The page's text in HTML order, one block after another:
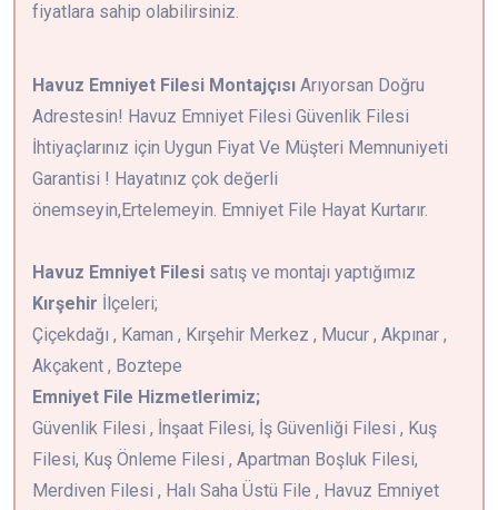
fiyatlara sahip olabilirsiniz.
Havuz Emniyet Filesi Montajçısı Arıyorsan Doğru
Adrestesin! Havuz Emniyet Filesi Güvenlik Filesi
İhtiyaçlarınız için Uygun Fiyat Ve Müşteri Memnuniyeti
Garantisi ! Hayatınız çok değerli
önemseyin,Ertelemeyin. Emniyet File Hayat Kurtarır.
Havuz Emniyet Filesi satış ve montajı yaptığımız
Kırşehir İlçeleri;
Çiçekdağı , Kaman , Kırşehir Merkez , Mucur , Akpınar ,
Akçakent , Boztepe
Emniyet File Hizmetlerimiz;
Güvenlik Filesi , İnşaat Filesi, İş Güvenliği Filesi , Kuş
Filesi, Kuş Önleme Filesi , Apartman Boşluk Filesi,
Merdiven Filesi , Halı Saha Üstü File , Havuz Emniyet